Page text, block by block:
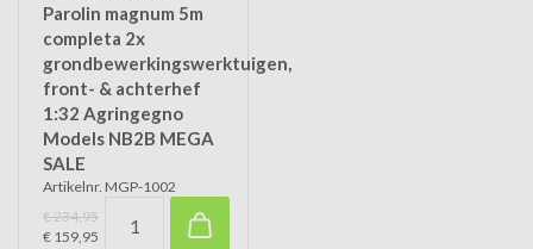
Parolin magnum 5m
completa 2x
grondbewerkingswerktuigen,
front- & achterhef
1:32 Agringegno
Models NB2B MEGA
SALE
Artikelnr. MGP-1002
€ 234,95
€ 159,95